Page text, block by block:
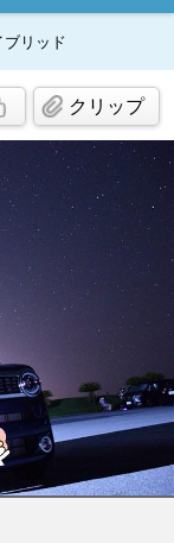
ブリッド
クリップ